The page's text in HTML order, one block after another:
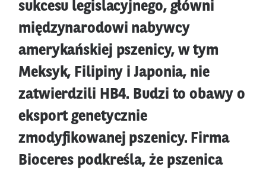
sukcesu legislacyjnego, główni
międzynarodowi nabywcy
amerykańskiej pszenicy, w tym
Meksyk, Filipiny i Japonia, nie
zatwierdzili HB4. Budzi to obawy o
eksport genetycznie
zmodyfikowanej pszenicy. Firma
Bioceres podkreśla, że pszenica